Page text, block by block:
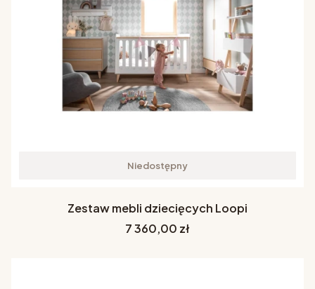
Niedostępny
Zestaw mebli dziecięcych Loopi
Cena
7 360,00 zł